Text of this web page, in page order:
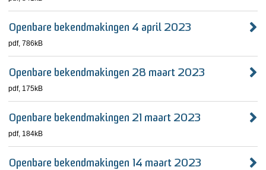
Openbare bekendmakingen 4 april 2023
pdf, 786kB
Openbare bekendmakingen 28 maart 2023
pdf, 175kB
Openbare bekendmakingen 21 maart 2023
pdf, 184kB
Openbare bekendmakingen 14 maart 2023